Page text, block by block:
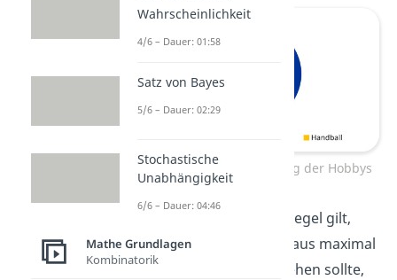
Kreisdiagramm – Verteilung der Hobbys
Gut zu wissen:
Als Faustregel gilt,
dass ein Kreisdiagramm aus maximal
7 Kreisabschnitten
bestehen sollte,
Wahrscheinlichkeit
4/6 – Dauer: 01:58
Satz von Bayes
5/6 – Dauer: 02:29
Stochastische
Unabhängigkeit
6/6 – Dauer: 04:46
Mathe Grundlagen
Kombinatorik